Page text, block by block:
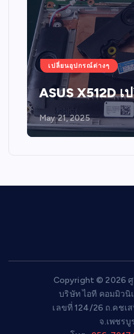
เปลี่ยนอุปกรณ์ต่างๆ
ASUS X512D
May 21, 2025
Copyright © 2026
บริษัท ไอที คอมมิวนิ
เลขที่ 124/26 ถ.คชเ
จ.เพชร